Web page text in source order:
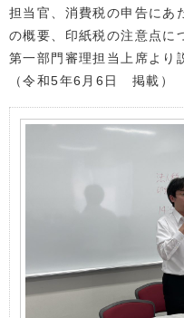
担当官、消費税の申告にあ
の概要、印紙税の注意点に
第一部門審理担当上席より
（令和5年6月6日 掲載）